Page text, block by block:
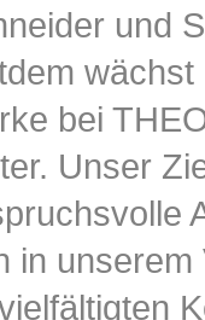
und
bei
Unser
in